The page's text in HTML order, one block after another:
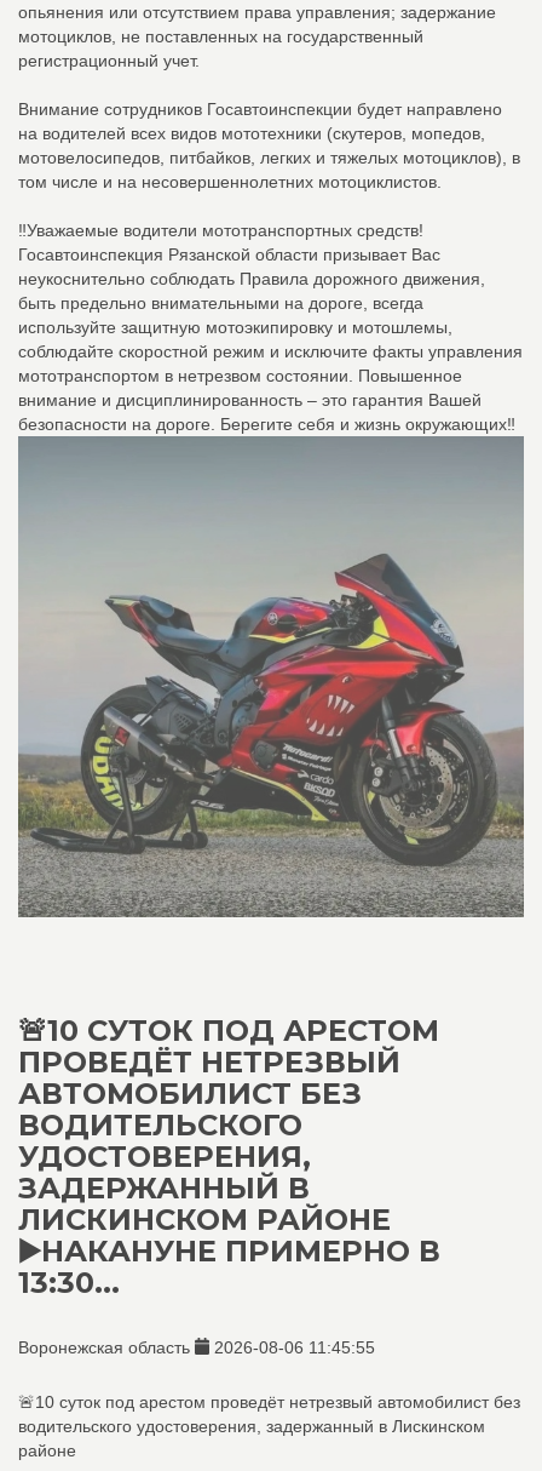
опьянения или отсутствием права управления; задержание
мотоциклов, не поставленных на государственный
регистрационный учет.
Внимание сотрудников Госавтоинспекции будет направлено
на водителей всех видов мототехники (скутеров, мопедов,
мотовелосипедов, питбайков, легких и тяжелых мотоциклов), в
том числе и на несовершеннолетних мотоциклистов.
‼️Уважаемые водители мототранспортных средств!
Госавтоинспекция Рязанской области призывает Вас
неукоснительно соблюдать Правила дорожного движения,
быть предельно внимательными на дороге, всегда
используйте защитную мотоэкипировку и мотошлемы,
соблюдайте скоростной режим и исключите факты управления
мототранспортом в нетрезвом состоянии. Повышенное
внимание и дисциплинированность – это гарантия Вашей
безопасности на дороге. Берегите себя и жизнь окружающих‼️
🚨10 СУТОК ПОД АРЕСТОМ
ПРОВЕДЁТ НЕТРЕЗВЫЙ
АВТОМОБИЛИСТ БЕЗ
ВОДИТЕЛЬСКОГО
УДОСТОВЕРЕНИЯ,
ЗАДЕРЖАННЫЙ В
ЛИСКИНСКОМ РАЙОНЕ
▶️НАКАНУНЕ ПРИМЕРНО В
13:30...
Воронежская область 2026-08-06 11:45:55
🚨10 суток под арестом проведёт нетрезвый автомобилист без
водительского удостоверения, задержанный в Лискинском
районе